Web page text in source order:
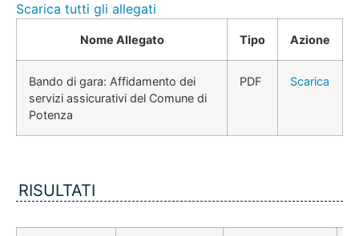
Scarica tutti gli allegati
Nome Allegato Tipo Azione
Bando di gara: Affidamento dei
servizi assicurativi del Comune di
Potenza
PDF Scarica
RISULTATI